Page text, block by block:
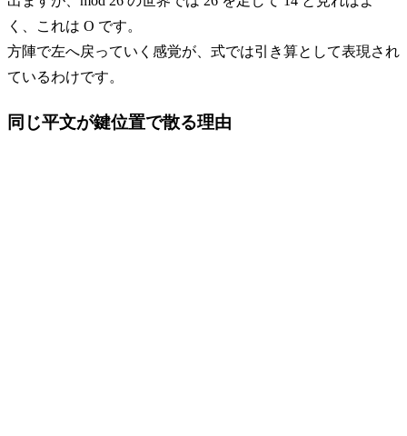
く、これは O です。
方陣で左へ戻っていく感覚が、式では引き算として表現され
ているわけです。
同じ平文が鍵位置で散る理由